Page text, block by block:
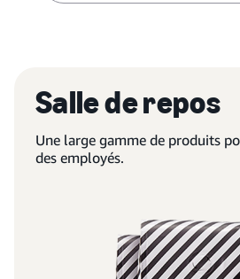
Salle de repos
Une large gamme de produits
des employés.